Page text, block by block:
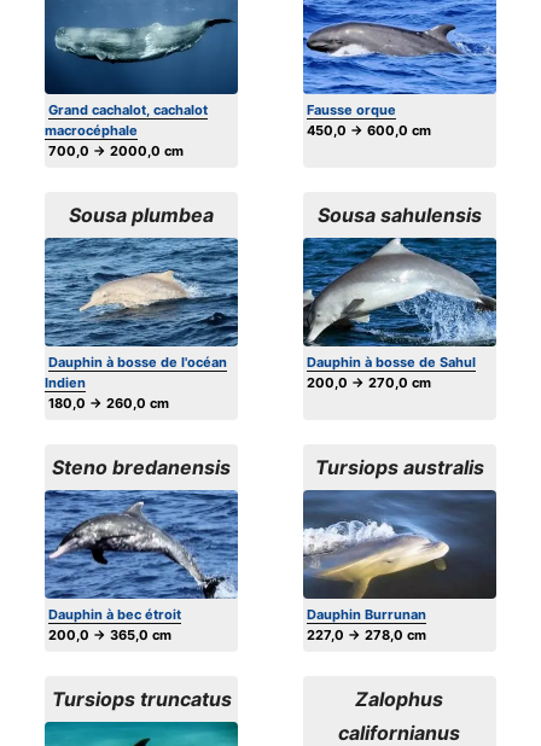
Grand cachalot, cachalot
macrocéphale
700,0 → 2000,0 cm
Fausse orque
450,0 → 600,0 cm
Sousa plumbea
Dauphin à bosse de l'océan
Indien
180,0 → 260,0 cm
Sousa sahulensis
Dauphin à bosse de Sahul
200,0 → 270,0 cm
Steno bredanensis
Dauphin à bec étroit
200,0 → 365,0 cm
Tursiops australis
Dauphin Burrunan
227,0 → 278,0 cm
Tursiops truncatus
Zalophus
californianus